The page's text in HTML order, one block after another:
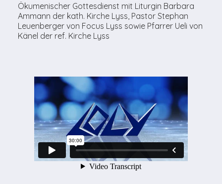
Ökumenischer Gottesdienst mit Liturgin Barbara
Ammann der kath. Kirche Lyss, Pastor Stephan
Leuenberger von Focus Lyss sowie Pfarrer Ueli von
Känel der ref. Kirche Lyss